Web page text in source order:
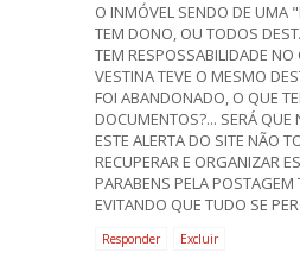
O INMÓVEL SENDO DE UMA
TEM DONO, OU TODOS
TEM RESPOSSABILIDADE
VESTINA TEVE O MESMO
FOI ABANDONADO, O QUE
DOCUMENTOS?... SERÁ
ESTE ALERTA DO SITE NÃO
RECUPERAR E ORGANIZAR
PARABENS PELA
EVITANDO QUE TUDO SE
Responder Excluir